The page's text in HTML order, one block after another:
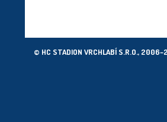
© HC STADION VRCHLABÍ S.R.O.,